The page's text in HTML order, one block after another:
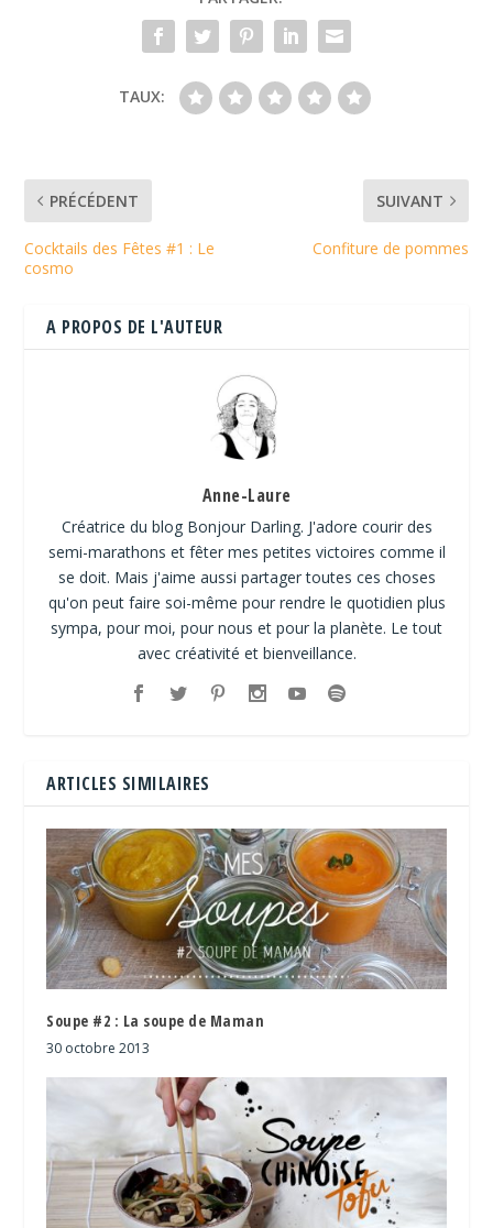
TAUX:
PRÉCÉDENT
Cocktails des Fêtes #1 : Le
cosmo
SUIVANT
Confiture de pommes
A PROPOS DE L'AUTEUR
Anne-Laure
Créatrice du blog Bonjour Darling. J'adore courir des
semi-marathons et fêter mes petites victoires comme il
se doit. Mais j'aime aussi partager toutes ces choses
qu'on peut faire soi-même pour rendre le quotidien plus
sympa, pour moi, pour nous et pour la planète. Le tout
avec créativité et bienveillance.
ARTICLES SIMILAIRES
Soupe #2 : La soupe de Maman
30 octobre 2013